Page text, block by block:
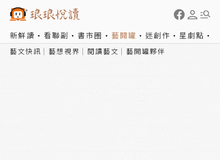
新鮮讀 看聯副 書市圈 藝開罐 迷創作 星劇點
藝文快訊 藝想視界 閱讀藝文 藝開罐夥伴